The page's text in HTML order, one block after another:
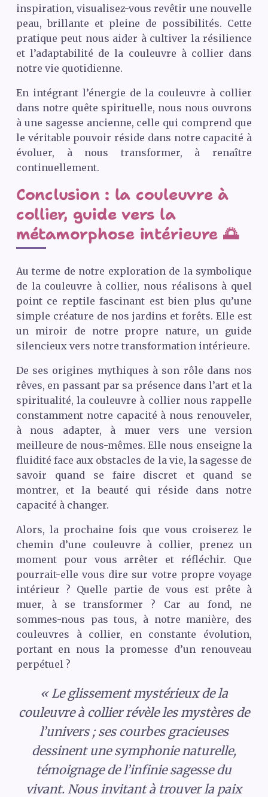
inspiration, visualisez-vous revêtir une nouvelle
peau, brillante et pleine de possibilités. Cette
pratique peut nous aider à cultiver la résilience
et l’adaptabilité de la couleuvre à collier dans
notre vie quotidienne.
En intégrant l’énergie de la couleuvre à collier
dans notre quête spirituelle, nous nous ouvrons
à une sagesse ancienne, celle qui comprend que
le véritable pouvoir réside dans notre capacité à
évoluer, à nous transformer, à renaître
continuellement.
Conclusion : la couleuvre à
collier, guide vers la
métamorphose intérieure 🌅
Au terme de notre exploration de la symbolique
de la couleuvre à collier, nous réalisons à quel
point ce reptile fascinant est bien plus qu’une
simple créature de nos jardins et forêts. Elle est
un miroir de notre propre nature, un guide
silencieux vers notre transformation intérieure.
De ses origines mythiques à son rôle dans nos
rêves, en passant par sa présence dans l’art et la
spiritualité, la couleuvre à collier nous rappelle
constamment notre capacité à nous renouveler,
à nous adapter, à muer vers une version
meilleure de nous-mêmes. Elle nous enseigne la
fluidité face aux obstacles de la vie, la sagesse de
savoir quand se faire discret et quand se
montrer, et la beauté qui réside dans notre
capacité à changer.
Alors, la prochaine fois que vous croiserez le
chemin d’une couleuvre à collier, prenez un
moment pour vous arrêter et réfléchir. Que
pourrait-elle vous dire sur votre propre voyage
intérieur ? Quelle partie de vous est prête à
muer, à se transformer ? Car au fond, ne
sommes-nous pas tous, à notre manière, des
couleuvres à collier, en constante évolution,
portant en nous la promesse d’un renouveau
perpétuel ?
« Le glissement mystérieux de la
couleuvre à collier révèle les mystères de
l’univers ; ses courbes gracieuses
dessinent une symphonie naturelle,
témoignage de l’infinie sagesse du
vivant. Nous invitant à trouver la paix